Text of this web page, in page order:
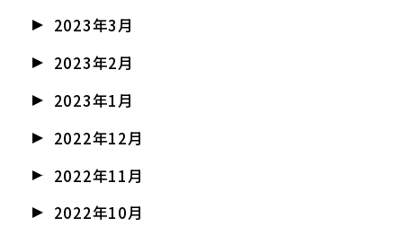
2023年3月
2023年2月
2023年1月
2022年12月
2022年11月
2022年10月